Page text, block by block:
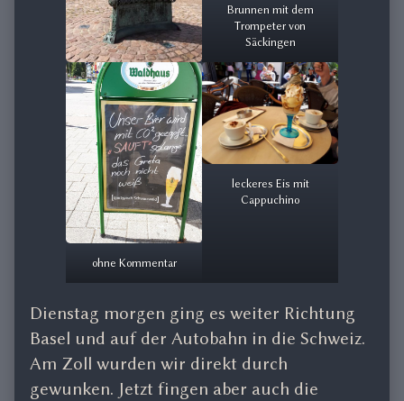
Brunnen mit dem
Trompeter von
Säckingen
ohne Kommentar
leckeres Eis mit
Cappuchino
Dienstag morgen ging es weiter Richtung
Basel und auf der Autobahn in die Schweiz.
Am Zoll wurden wir direkt durch
gewunken. Jetzt fingen aber auch die